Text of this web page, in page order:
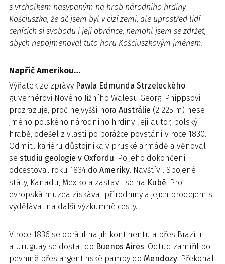
s vrcholkem nasypaným na hrob národního hrdiny
Kościuszka, že ač jsem byl v cizí zemi, ale uprostřed lidí
cenících si svobodu i její obránce, nemohl jsem se zdržet,
abych nepojmenoval tuto horu Kościuszkovým jménem.
Napříč Amerikou…
Výňatek ze zprávy Pawla Edmunda Strzeleckého
guvernérovi Nového Jižního Walesu Georgi Phippsovi
prozrazuje, proč nejvyšší hora Austrálie (2 225 m) nese
jméno polského národního hrdiny. Její autor, polský
hrabě, odešel z vlasti po porážce povstání v roce 1830.
Odmítl kariéru důstojníka v pruské armádě a věnoval
se studiu geologie v Oxfordu. Po jeho dokončení
odcestoval roku 1834 do Ameriky. Navštívil Spojené
státy, Kanadu, Mexiko a zastavil se na Kubě. Pro
evropská muzea získával přírodniny a jejich prodejem si
vydělával na další výzkumné cesty.
V roce 1836 se obrátil na jih kontinentu a přes Brazílii
a Uruguay se dostal do Buenos Aires. Odtud zamířil po
pevnině přes argentinské pampy do Mendozy. Překonal